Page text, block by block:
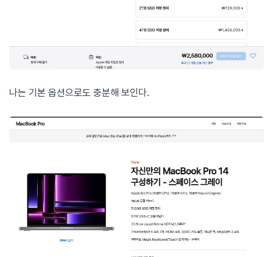
나는 기본 옵션으로도 충분해 보인다.